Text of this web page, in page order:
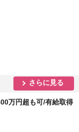
さらに見る
万円超も可/有給取得